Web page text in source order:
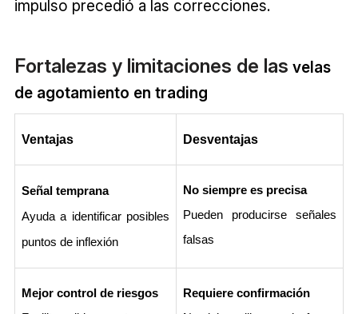
impulso precedió a las correcciones.
Fortalezas y limitaciones de las velas
de agotamiento en trading
Ventajas Desventajas
Señal temprana
Ayuda a identificar posibles
puntos de inflexión
No siempre es precisa
Pueden producirse señales
falsas
Mejor control de riesgos
Requiere confirmación